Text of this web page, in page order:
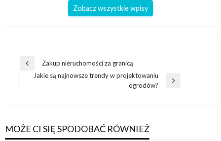
Zobacz wszystkie wpisy
Nawigacja
wpisu
Poprzedni
Zakup nieruchomości za granicą
Jakie są najnowsze trendy w projektowaniu
ogrodów?
MOŻE CI SIĘ SPODOBAĆ RÓWNIEŻ